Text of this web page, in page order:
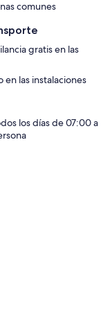
comunes
gratis en las
en las instalaciones
los días de 07:00 a